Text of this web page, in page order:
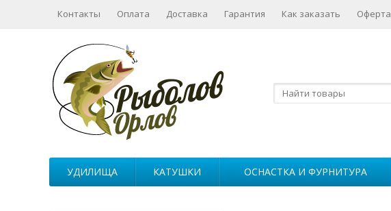
Контакты Оплата Доставка Гарантия Как заказать Оферта
УДИЛИЩА КАТУШКИ ОСНАСТКА И ФУРНИТУРА